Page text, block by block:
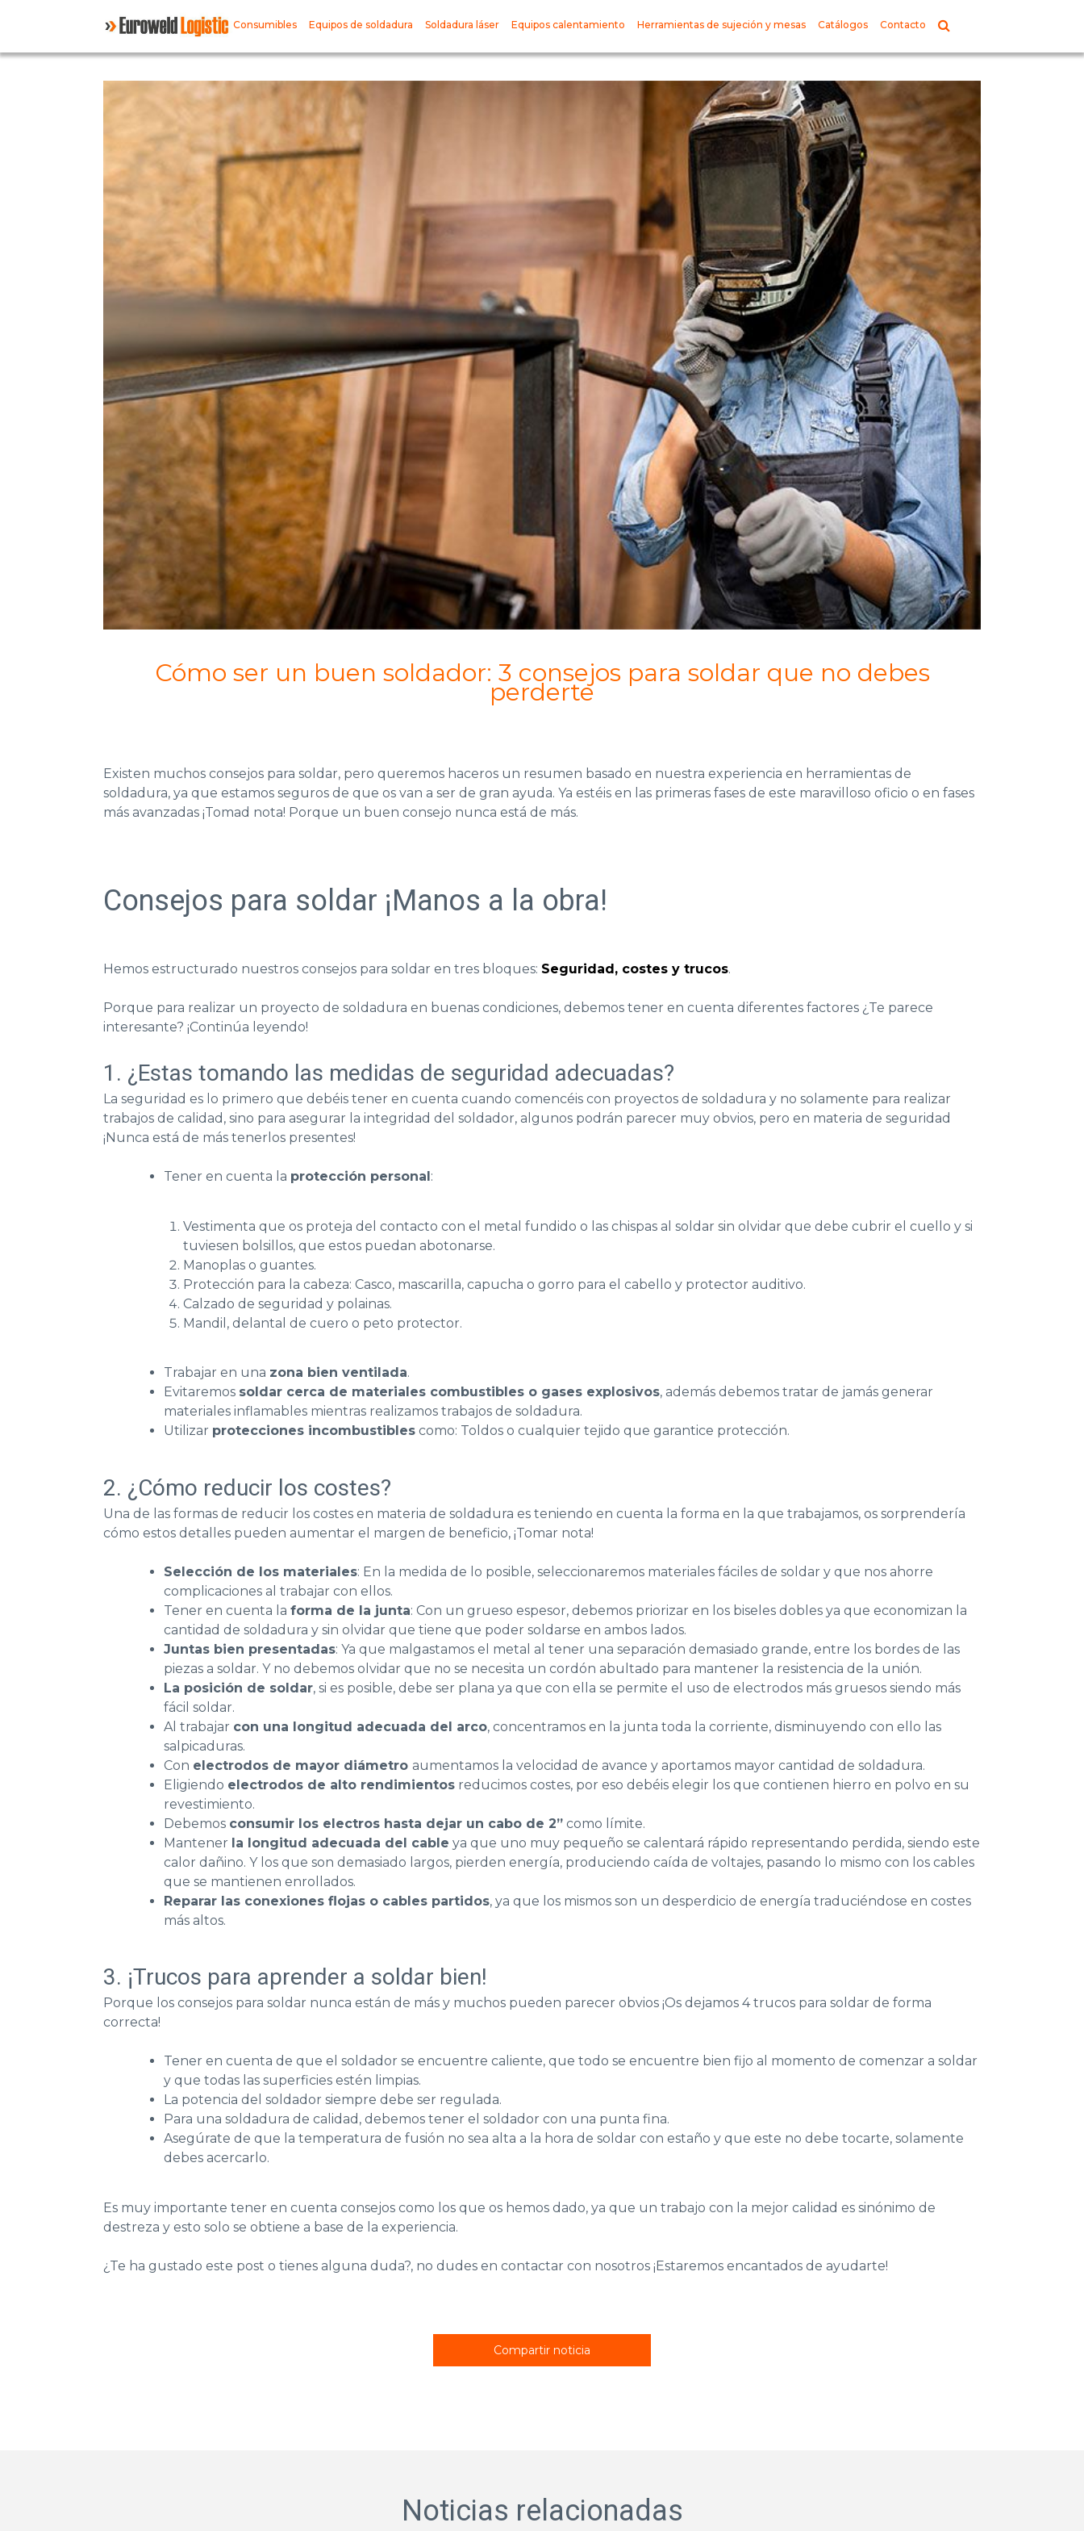
Consumibles Equipos de soldadura Soldadura láser Equipos calentamiento Herramientas de sujeción y mesas Catálogos Contacto
Cómo ser un buen soldador: 3 consejos para soldar que no debes
perderte
Existen muchos consejos para soldar, pero queremos haceros un resumen basado en nuestra experiencia en herramientas de
soldadura, ya que estamos seguros de que os van a ser de gran ayuda. Ya estéis en las primeras fases de este maravilloso oficio o en fases
más avanzadas ¡Tomad nota! Porque un buen consejo nunca está de más.
Consejos para soldar ¡Manos a la obra!
Hemos estructurado nuestros consejos para soldar en tres bloques: Seguridad, costes y trucos.
Porque para realizar un proyecto de soldadura en buenas condiciones, debemos tener en cuenta diferentes factores ¿Te parece
interesante? ¡Continúa leyendo!
1. ¿Estas tomando las medidas de seguridad adecuadas?
La seguridad es lo primero que debéis tener en cuenta cuando comencéis con proyectos de soldadura y no solamente para realizar
trabajos de calidad, sino para asegurar la integridad del soldador, algunos podrán parecer muy obvios, pero en materia de seguridad
¡Nunca está de más tenerlos presentes!
Tener en cuenta la protección personal:
Vestimenta que os proteja del contacto con el metal fundido o las chispas al soldar sin olvidar que debe cubrir el cuello y si
tuviesen bolsillos, que estos puedan abotonarse.
Manoplas o guantes.
Protección para la cabeza: Casco, mascarilla, capucha o gorro para el cabello y protector auditivo.
Calzado de seguridad y polainas.
Mandil, delantal de cuero o peto protector.
Trabajar en una zona bien ventilada.
Evitaremos soldar cerca de materiales combustibles o gases explosivos, además debemos tratar de jamás generar
materiales inflamables mientras realizamos trabajos de soldadura.
Utilizar protecciones incombustibles como: Toldos o cualquier tejido que garantice protección.
2. ¿Cómo reducir los costes?
Una de las formas de reducir los costes en materia de soldadura es teniendo en cuenta la forma en la que trabajamos, os sorprendería
cómo estos detalles pueden aumentar el margen de beneficio, ¡Tomar nota!
Selección de los materiales: En la medida de lo posible, seleccionaremos materiales fáciles de soldar y que nos ahorre
complicaciones al trabajar con ellos.
Tener en cuenta la forma de la junta: Con un grueso espesor, debemos priorizar en los biseles dobles ya que economizan la
cantidad de soldadura y sin olvidar que tiene que poder soldarse en ambos lados.
Juntas bien presentadas: Ya que malgastamos el metal al tener una separación demasiado grande, entre los bordes de las
piezas a soldar. Y no debemos olvidar que no se necesita un cordón abultado para mantener la resistencia de la unión.
La posición de soldar, si es posible, debe ser plana ya que con ella se permite el uso de electrodos más gruesos siendo más
fácil soldar.
Al trabajar con una longitud adecuada del arco, concentramos en la junta toda la corriente, disminuyendo con ello las
salpicaduras.
Con electrodos de mayor diámetro aumentamos la velocidad de avance y aportamos mayor cantidad de soldadura.
Eligiendo electrodos de alto rendimientos reducimos costes, por eso debéis elegir los que contienen hierro en polvo en su
revestimiento.
Debemos consumir los electros hasta dejar un cabo de 2” como límite.
Mantener la longitud adecuada del cable ya que uno muy pequeño se calentará rápido representando perdida, siendo este
calor dañino. Y los que son demasiado largos, pierden energía, produciendo caída de voltajes, pasando lo mismo con los cables
que se mantienen enrollados.
Reparar las conexiones flojas o cables partidos, ya que los mismos son un desperdicio de energía traduciéndose en costes
más altos.
3. ¡Trucos para aprender a soldar bien!
Porque los consejos para soldar nunca están de más y muchos pueden parecer obvios ¡Os dejamos 4 trucos para soldar de forma
correcta!
Tener en cuenta de que el soldador se encuentre caliente, que todo se encuentre bien fijo al momento de comenzar a soldar
y que todas las superficies estén limpias.
La potencia del soldador siempre debe ser regulada.
Para una soldadura de calidad, debemos tener el soldador con una punta fina.
Asegúrate de que la temperatura de fusión no sea alta a la hora de soldar con estaño y que este no debe tocarte, solamente
debes acercarlo.
Es muy importante tener en cuenta consejos como los que os hemos dado, ya que un trabajo con la mejor calidad es sinónimo de
destreza y esto solo se obtiene a base de la experiencia.
¿Te ha gustado este post o tienes alguna duda?, no dudes en contactar con nosotros ¡Estaremos encantados de ayudarte!
Compartir noticia
Noticias relacionadas